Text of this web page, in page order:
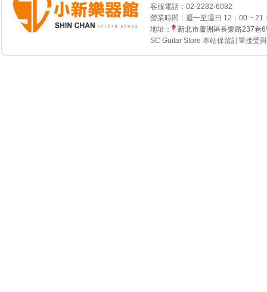
客服電話： 02-2282-6082
營業時間：週一至週日 12：00 ~ 21
地址：
新北市蘆洲區長樂路237巷
SC Guitar Store 本站保留訂單接受